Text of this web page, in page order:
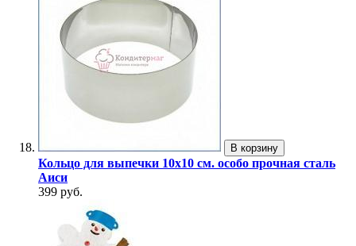
В корзину
Кольцо для выпечки 10х10 см. особо прочная сталь
Аиси
399 руб.